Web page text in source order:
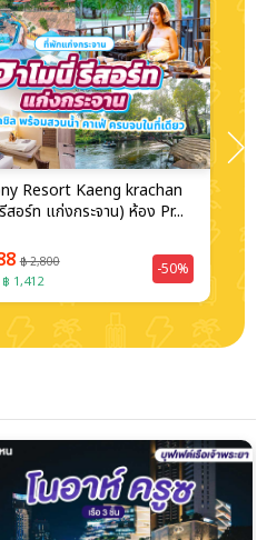
Resort Kaeng krachan
สอร์ท แก่งกระจาน) ห้อง Pr...
฿ 2,800
1,412
-50%
ท่าน...
฿
ประ